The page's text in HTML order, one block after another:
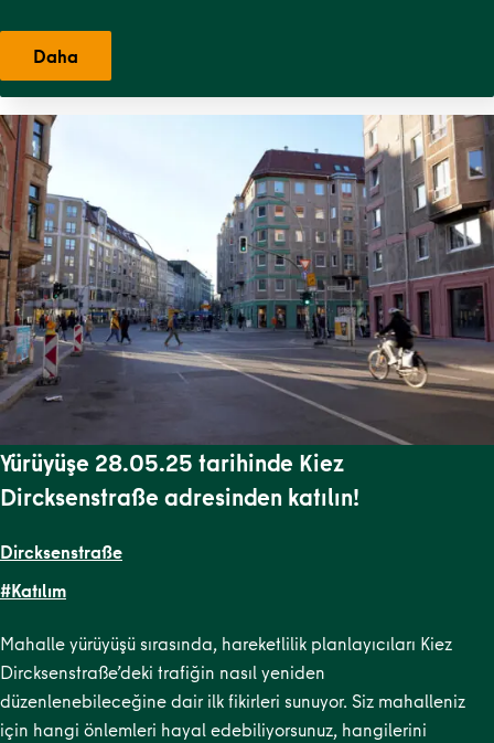
Daha
Yürüyüşe 28.05.25 tarihinde Kiez
Dircksenstraße adresinden katılın!
Dircksenstraße
#Katılım
Mahalle yürüyüşü sırasında, hareketlilik planlayıcıları Kiez
Dircksenstraße’deki trafiğin nasıl yeniden
düzenlenebileceğine dair ilk fikirleri sunuyor. Siz mahalleniz
için hangi önlemleri hayal edebiliyorsunuz, hangilerini